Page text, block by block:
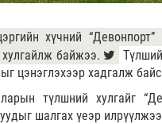
хүчний
байжээ.
цэнэглэхээр хадгалж
түлшний хулгайг
шалгах үеэр